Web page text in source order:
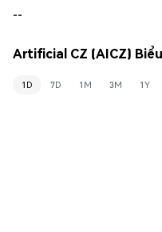
--
Artificial CZ (AICZ)
1D 7D 1M 3M 1Y